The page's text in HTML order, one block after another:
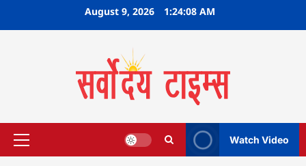
August 9, 2026 1:24:09 AM
Primary
Watch Video